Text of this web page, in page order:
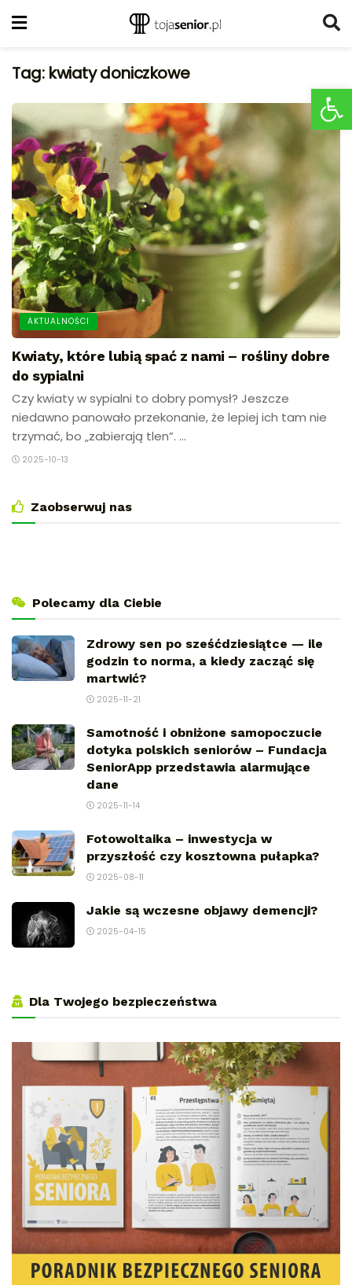
Tag: kwiaty doniczkowe
AKTUALNOŚCI
Kwiaty, które lubią spać z nami – rośliny dobre
do sypialni
Czy kwiaty w sypialni to dobry pomysł? Jeszcze
niedawno panowało przekonanie, że lepiej ich tam nie
trzymać, bo „zabierają tlen”. ...
2025-10-13
Zaobserwuj nas
Polecamy dla Ciebie
Zdrowy sen po sześćdziesiątce — ile
godzin to norma, a kiedy zacząć się
martwić?
2025-11-21
Samotność i obniżone samopoczucie
dotyka polskich seniorów – Fundacja
SeniorApp przedstawia alarmujące
dane
2025-11-14
Fotowoltaika – inwestycja w
przyszłość czy kosztowna pułapka?
2025-08-11
Jakie są wczesne objawy demencji?
2025-04-15
Dla Twojego bezpieczeństwa